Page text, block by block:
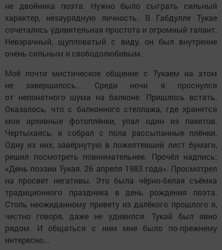
не двойника поэта. Нужно было сыграть сильный
характер, незаурядную личность. В Габдулле Тукае
сочетались удивительная простота и огромный талант.
Невзрачный, щупловатый с виду, он был внутренне
очень сильным и свободолюбивым.
Моё почти мистическое общение с Тукаем на этом
не завершилось... Среди ночи я проснулся
от непонятного шума на балконе. Пришлось встать.
Оказалось, что с балконного стеллажа, где хранятся
мои архивные фотоплёнки, упал один из пакетов.
Чертыхаясь, я собрал с пола рассыпанные плёнки.
Одну из них, завёрнутую в пожелтевший лист бумаги,
решил посмотреть повнимательнее. Прочёл надпись:
«День поэзии Тукая. 26 апреля 1983 года». Просмотрел
на просвет негативы. Это была чёрно‑белая съёмка
традиционного праздника в день рождения поэта.
Столь неожиданному привету из далёкого прошлого я,
честно говоря, даже не удивился. Тукай был явно
рядом. И общаться с ним мне было по‑прежнему
интересно...